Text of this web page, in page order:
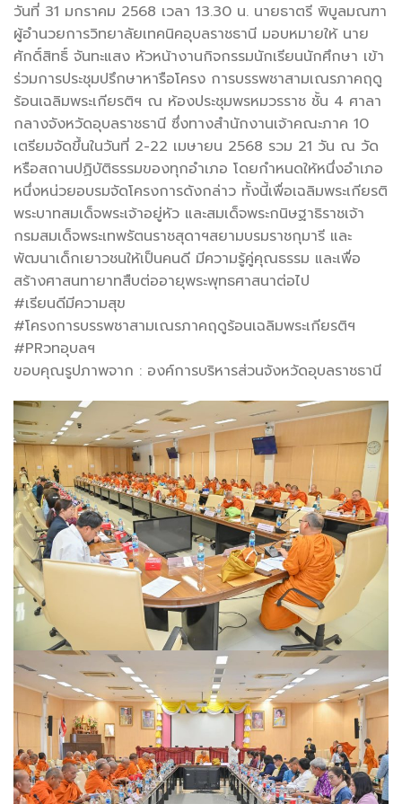
วันที่ 31 มกราคม 2568 เวลา 13.30 น. นายธาตรี พิบูลมณฑา
ผู้อำนวยการวิทยาลัยเทคนิคอุบลราชธานี มอบหมายให้ นาย
ศักดิ์สิทธิ์ จันทะแสง หัวหน้างานกิจกรรมนักเรียนนักศึกษา เข้า
ร่วมการประชุมปรึกษาหารือโครง การบรรพชาสามเณรภาคฤดู
ร้อนเฉลิมพระเกียรติฯ ณ ห้องประชุมพรหมวรราช ชั้น 4 ศาลา
กลางจังหวัดอุบลราชธานี ซึ่งทางสำนักงานเจ้าคณะภาค 10
เตรียมจัดขึ้นในวันที่ 2-22 เมษายน 2568 รวม 21 วัน ณ วัด
หรือสถานปฏิบัติธรรมของทุกอำเภอ โดยกำหนดให้หนึ่งอำเภอ
หนึ่งหน่วยอบรมจัดโครงการดังกล่าว ทั้งนี้เพื่อเฉลิมพระเกียรติ
พระบาทสมเด็จพระเจ้าอยู่หัว และสมเด็จพระกนิษฐาธิราชเจ้า
กรมสมเด็จพระเทพรัตนราชสุดาฯสยามบรมราชกุมารี และ
พัฒนาเด็กเยาวชนให้เป็นคนดี มีความรู้คู่คุณธรรม และเพื่อ
สร้างศาสนทายาทสืบต่ออายุพระพุทธศาสนาต่อไป
#เรียนดีมีความสุข
#โครงการบรรพชาสามเณรภาคฤดูร้อนเฉลิมพระเกียรติฯ
#PRวทอุบลฯ
ขอบคุณรูปภาพจาก : องค์การบริหารส่วนจังหวัดอุบลราชธานี